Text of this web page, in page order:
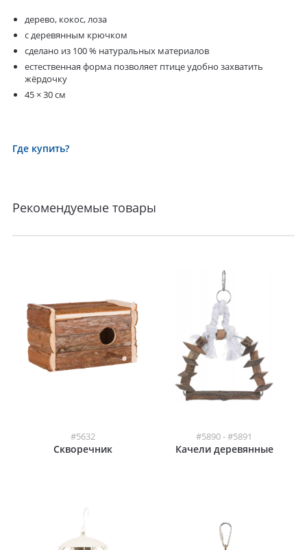
дерево, кокос, лоза
с деревянным крючком
сделано из 100 % натуральных материалов
естественная форма позволяет птице удобно захватить
жёрдочку
45 × 30 см
Где купить?
Рекомендуемые товары
#5632
Скворечник
#5890 - #5891
Качели деревянные